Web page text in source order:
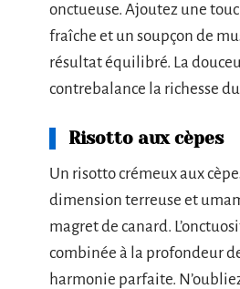
onctueuse. Ajoutez une
fraîche et un soupçon de
résultat équilibré. La
contrebalance la richesse
Risotto aux cèpes
Un risotto crémeux aux
dimension terreuse et
magret de canard.
combinée à la profondeur
harmonie parfaite.